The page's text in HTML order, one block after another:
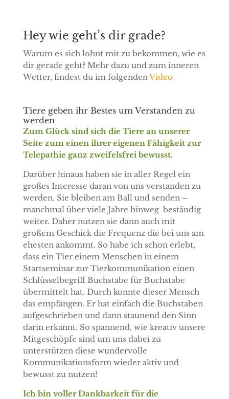
Hey wie geht’s dir grade?
Warum es sich lohnt mit zu bekommen, wie es
dir gerade geht? Mehr dazu und zum inneren
Wetter, findest du im folgendenVideo
Tiere geben ihr Bestes um Verstanden zu
werden
Zum Glück sind sich die Tiere an unserer
Seite zum einen ihrer eigenen Fähigkeit zur
Telepathie ganz zweifelsfrei bewusst.
Darüber hinaus haben sie in aller Regel ein
großes Interesse daran von uns verstanden zu
werden. Sie bleiben am Ball und senden –
manchmal über viele Jahre hinweg beständig
weiter. Daher nutzen sie dann auch mit
großem Geschick die Frequenz die bei uns am
ehesten ankommt. So habe ich schon erlebt,
dass ein Tier einem Menschen in einem
Startseminar zur Tierkommunikation einen
Schlüsselbegriff Buchstabe für Buchstabe
übermittelt hat. Durch konnte dieser Mensch
das empfangen. Er hat einfach die Buchstaben
aufgeschrieben und dann staunend den Sinn
darin erkannt. So spannend, wie kreativ unsere
Mitgeschöpfe sind um uns dabei zu
unterstützen diese wundervolle
Kommunikationsform wieder aktiv und
bewusst zu nutzen!
Ich bin voller Dankbarkeit für die